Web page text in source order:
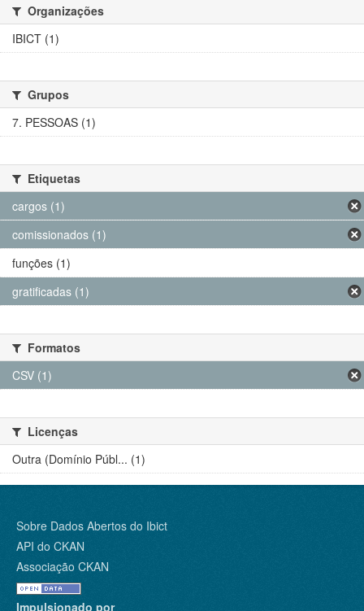
Organizações
IBICT (1)
Grupos
7. PESSOAS (1)
Etiquetas
cargos (1)
comissionados (1)
funções (1)
gratificadas (1)
Formatos
CSV (1)
Licenças
Outra (Domínio Públ... (1)
Sobre Dados Abertos do Ibict
API do CKAN
Associação CKAN
Impulsionado por